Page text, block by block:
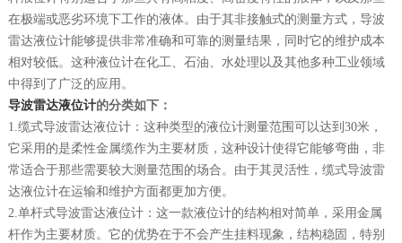
在极端或恶劣环境下工作的液体。由于其非接触式的测量方式，导波
雷达液位计能够提供非常准确和可靠的测量结果，同时它的维护成本
相对较低。这种液位计在化工、石油、水处理以及其他多种工业领域
中得到了广泛的应用。
导波雷达液位计的分类如下：
1.缆式导波雷达液位计：这种类型的液位计测量范围可以达到30米，
它采用的是柔性金属缆作为主要材质，这种设计使得它能够弯曲，非
常适合于那些需要较大测量范围的场合。由于其灵活性，缆式导波雷
达液位计在运输和维护方面都更加方便。
2.单杆式导波雷达液位计：这一款液位计的结构相对简单，采用金属
杆作为主要材质。它的优势在于不会产生挂料现象，结构稳固，特别